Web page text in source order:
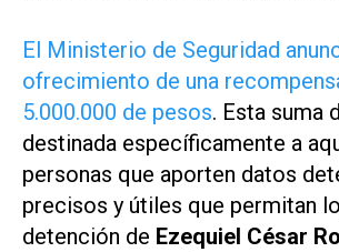
El Ministerio de Seguridad
ofrecimiento de una
5.000.000 de pesos. Esta suma
destinada específicamente a
personas que aporten datos
precisos y útiles que permitan
detención de Ezequiel César